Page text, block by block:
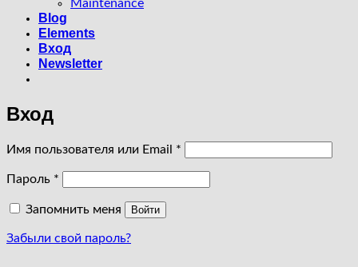
Maintenance
Blog
Elements
Вход
Newsletter
Вход
Имя пользователя или Email *
Пароль *
Запомнить меня Войти
Забыли свой пароль?